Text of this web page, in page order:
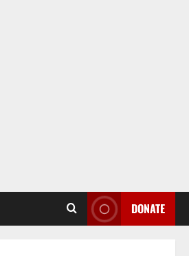
DONATE